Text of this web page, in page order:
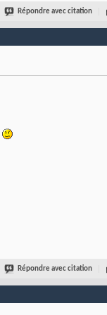
Répondre avec citation
Répondre avec citation